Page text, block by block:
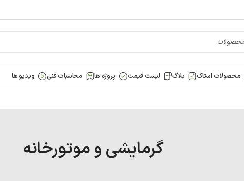
محصولات استاک بلاگ لیست قیمت پروژه ها محاسبات فنی ویدیو ها
گرمایشی و موتورخانه